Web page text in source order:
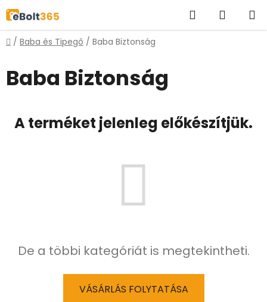
Ugrás
fő
tartalomhoz
KeresésKOSÁR
Kezdőlap
/ Baba és Tipegő / Baba Biztonság
Baba Biztonság
A terméket jelenleg előkészítjük.
De a többi kategóriát is megtekintheti.
VÁSÁRLÁS FOLYTATÁSA